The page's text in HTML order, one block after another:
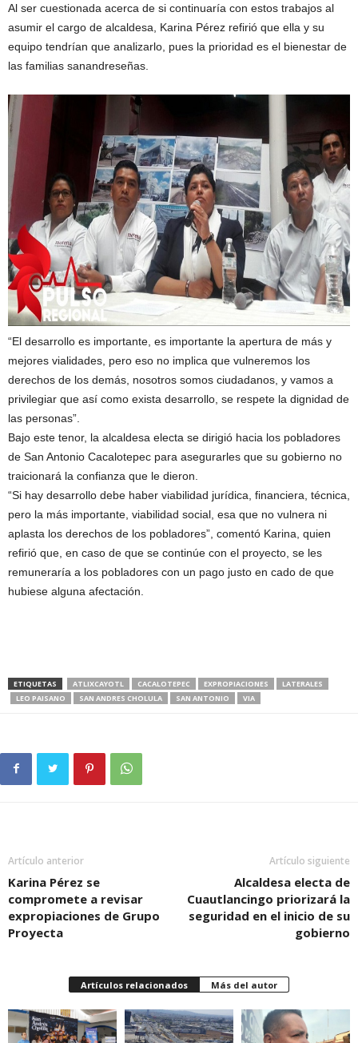
Al ser cuestionada acerca de si continuaría con estos trabajos al
asumir el cargo de alcaldesa, Karina Pérez refirió que ella y su
equipo tendrían que analizarlo, pues la prioridad es el bienestar de
las familias sanandreseñas.
“El desarrollo es importante, es importante la apertura de más y
mejores vialidades, pero eso no implica que vulneremos los
derechos de los demás, nosotros somos ciudadanos, y vamos a
privilegiar que así como exista desarrollo, se respete la dignidad de
las personas”.
Bajo este tenor, la alcaldesa electa se dirigió hacia los pobladores
de San Antonio Cacalotepec para asegurarles que su gobierno no
traicionará la confianza que le dieron.
“Si hay desarrollo debe haber viabilidad jurídica, financiera, técnica,
pero la más importante, viabilidad social, esa que no vulnera ni
aplasta los derechos de los pobladores”, comentó Karina, quien
refirió que, en caso de que se continúe con el proyecto, se les
remuneraría a los pobladores con un pago justo en cado de que
hubiese alguna afectación.
ETIQUETAS ATLIXCAYOTL CACALOTEPEC EXPROPIACIONES
LATERALES
LEO PAISANO
SAN ANDRES CHOLULA SAN ANTONIO VIA
Artículo anterior
Karina Pérez se
compromete a revisar
expropiaciones de Grupo
Proyecta
Artículo siguiente
Alcaldesa electa de
Cuautlancingo priorizará la
seguridad en el inicio de su
gobierno
Artículos relacionados Más del autor